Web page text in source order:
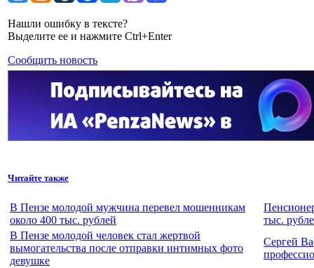
Нашли ошибку в тексте?
Выделите ее и нажмите Ctrl+Enter
Сообщить новость
Читайте также
В Пензе молодой мужчина перевел мошенникам
около 400 тыс. рублей
тыс.
В Пензе молодой человек стал жертвой
вымогательства после отправки интимных фото
девушке
Сергей